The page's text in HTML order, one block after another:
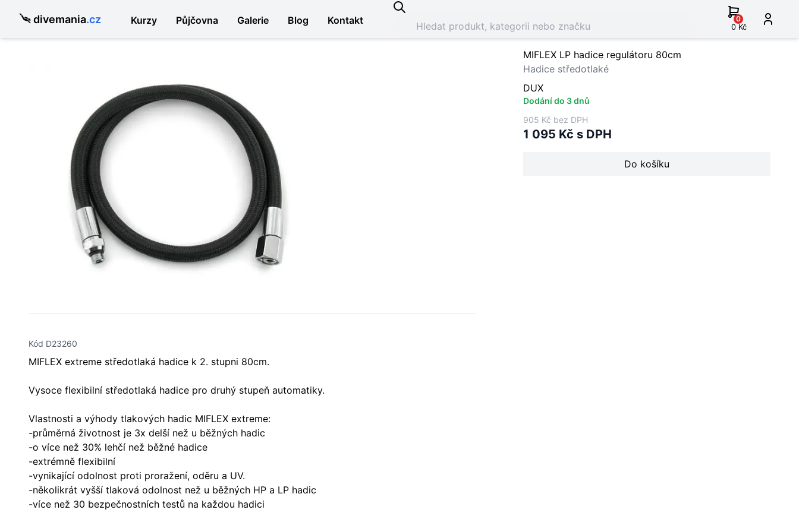
divemania.cz Kurzy Půjčovna Galerie Blog Kontakt
0
0 Kč
MIFLEX LP hadice regulátoru 80cm
Hadice středotlaké
DUX
Dodání do 3 dnů
905 Kč bez DPH
1 095 Kč s DPH
Do košíku
Kód D23260
MIFLEX extreme středotlaká hadice k 2. stupni 80cm.
Vysoce flexibilní středotlaká hadice pro druhý stupeň automatiky.
Vlastnosti a výhody tlakových hadic MIFLEX extreme:
-průměrná životnost je 3x delší než u běžných hadic
-o více než 30% lehčí než běžné hadice
-extrémně flexibilní
-vynikající odolnost proti proražení, oděru a UV.
-několikrát vyšší tlaková odolnost než u běžných HP a LP hadic
-více než 30 bezpečnostních testů na každou hadici